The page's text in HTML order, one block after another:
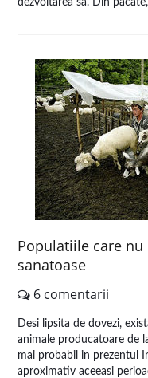
dezvoltarea sa. Din
Populatiile care
sanatoase
6 comentarii
Desi lipsita de dovezi,
animale producatoare de
mai probabil in prezentul
aproximativ aceeasi